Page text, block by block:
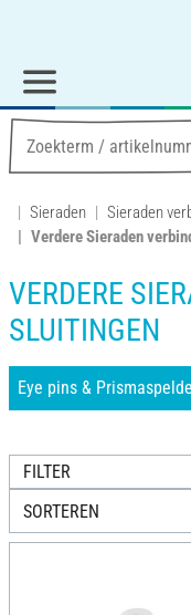
Sieraden
Sieraden
Verdere Sieraden
VERDERE
SLUITINGEN
Eye pins &
FILTER
SORTEREN